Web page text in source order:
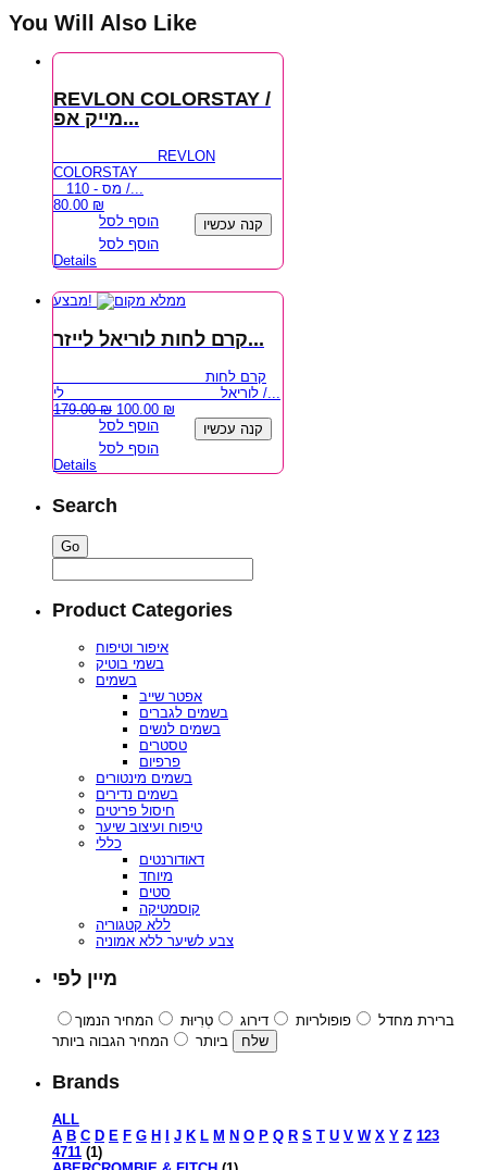
You Will Also Like
REVLON COLORSTAY /
מייק אפ...
REVLON
COLORSTAY
מס - 110 /...
80.00 ₪
הוסף לסל
קנה עכשיו
הוסף לסל
Details
מבצע!
קרם לחות לוריאל לייזר...
לוריאל לי /...
179.00₪ 100.00 ₪
הוסף לסל
קנה עכשיו
הוסף לסל
Details
Search
Product Categories
איפור וטיפוח
בשמי בוטיק
בשמים
אפטר שייב
בשמים לגברים
בשמים לנשים
טסטרים
פרפיום
בשמים מינטורים
בשמים נדירים
חיסול פריטים
טיפוח ועיצוב שיער
כללי
דאודורנטים
מיוחד
סטים
קוסמטיקה
ללא קטגוריה
צבע לשיער ללא אמוניה
מיין לפי
ברירת מחדל פופולריות דירוג טְרִיוּת
המחיר הנמוך
ביותר
המחיר הגבוה ביותר
Brands
ALL
A B C D E F G H J K L M N O P Q R S T U V W X Y Z 123
4711 (1)